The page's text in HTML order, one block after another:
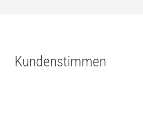
Kundenstimmen